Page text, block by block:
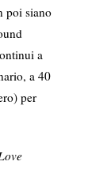
poi siano
a
a 40
per